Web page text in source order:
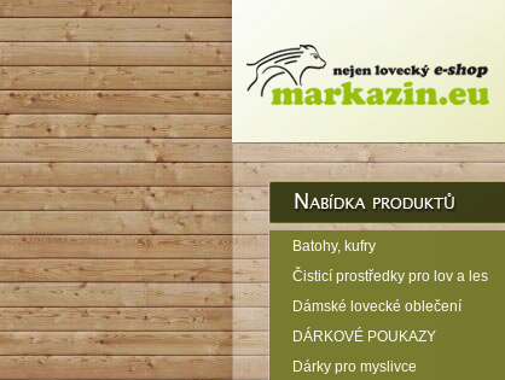
Batohy, kufry
Čisticí prostředky pro lov a les
Dámské lovecké oblečení
DÁRKOVÉ POUKAZY
Dárky pro myslivce